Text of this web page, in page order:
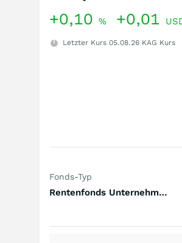
+0,10 % +0,01
Letzter Kurs 05.08.26 KAG Kurs
Fonds-Typ
Rentenfonds Unternehmensanleihen Investment Grade Welt Hartwährungen (Welt)